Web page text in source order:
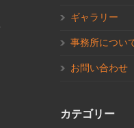
ギャラリー
事務所につい
お問い合わせ
カテゴリー